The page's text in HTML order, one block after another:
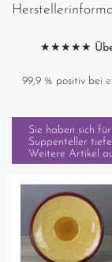
★★★★★
99,9 % positiv bei
Sie haben sich für
Suppenteller
Weitere Artikel